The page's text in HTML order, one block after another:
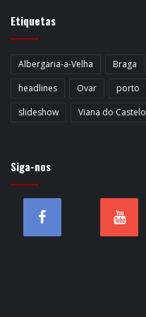
Etiquetas
Albergaria-a-Velha Braga
headlines
Ovar porto
slideshow
Viana do Castelo
Siga-nos